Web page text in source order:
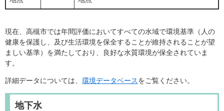
現在、高槻市では年間評価においてすべての水域で環境基準（人の
健康を保護し、及び生活環境を保全することが維持されることが望
ましい基準）を満たしており、良好な水質環境が保全されていま
す。
詳細データについては、 環境データベースをご覧ください。
地下水